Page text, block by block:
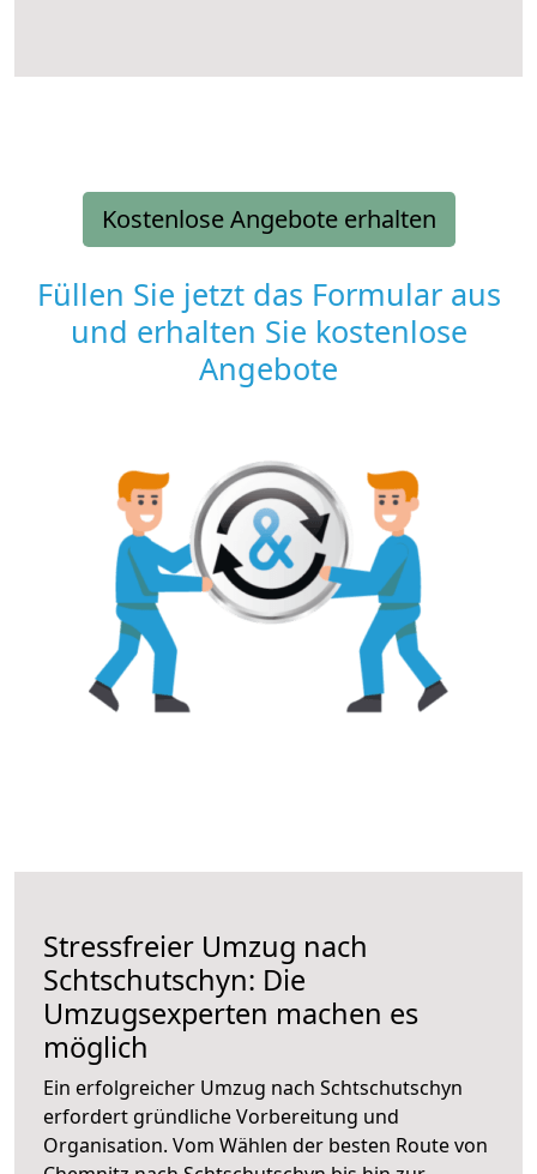
Kostenlose Angebote erhalten
Füllen Sie jetzt das Formular aus
und erhalten Sie kostenlose
Angebote
Stressfreier Umzug nach
Schtschutschyn: Die
Umzugsexperten machen es
möglich
Ein erfolgreicher Umzug nach Schtschutschyn
erfordert gründliche Vorbereitung und
Organisation. Vom Wählen der besten Route von